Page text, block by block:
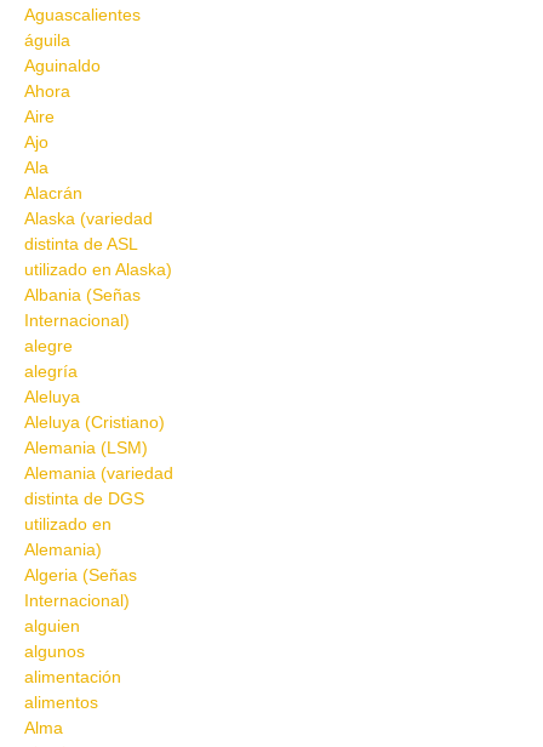
Aguascalientes
águila
Aguinaldo
Ahora
Aire
Ajo
Ala
Alacrán
Alaska (variedad
distinta de ASL
utilizado en Alaska)
Albania (Señas
Internacional)
alegre
alegría
Aleluya
Aleluya (Cristiano)
Alemania (LSM)
Alemania (variedad
distinta de DGS
utilizado en
Alemania)
Algeria (Señas
Internacional)
alguien
algunos
alimentación
alimentos
Alma